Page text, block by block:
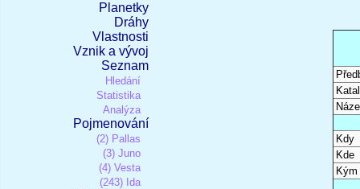
Planetky
Dráhy
Vlastnosti
Vznik a vývoj
Seznam
Hledání
Statistika
Analýza
Pojmenování
(2) Pallas
(3) Juno
(4) Vesta
(243) Ida
Kdy
Kde
Kým